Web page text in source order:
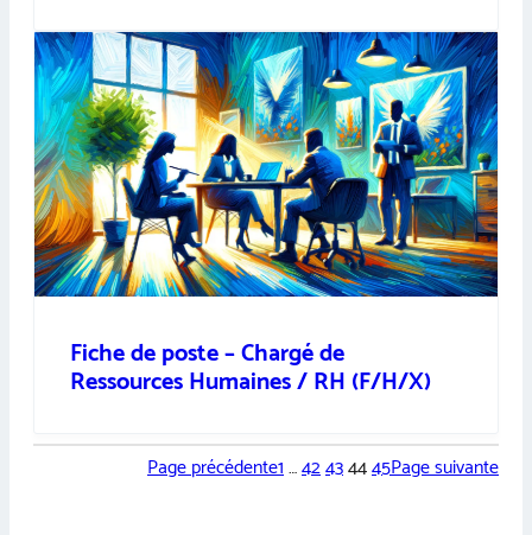
Fiche de poste – Chargé de
Ressources Humaines / RH (F/H/X)
Page précédente1…42434445Page suivante